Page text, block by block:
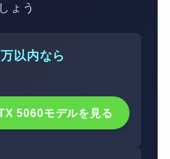
しょう
以内なら
5060モデルを見る